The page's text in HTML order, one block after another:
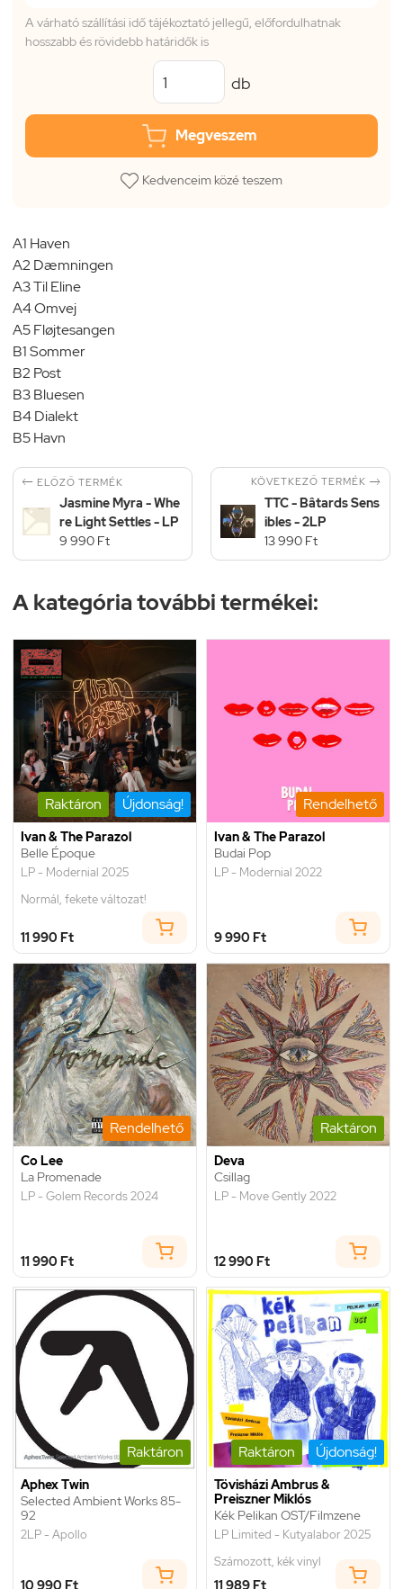
A várható szállítási idő tájékoztató jellegű, előfordulhatnak
hosszabb és rövidebb határidők is
db
Megveszem
Kedvenceim közé teszem
A1 Haven
A2 Dæmningen
A3 Til Eline
A4 Omvej
A5 Fløjtesangen
B1 Sommer
B2 Post
B3 Bluesen
B4 Dialekt
B5 Havn
 ELŐZŐ TERMÉK
Jasmine Myra - Whe
re Light Settles - LP
9 990 Ft
KÖVETKEZŐ TERMÉK 
TTC - Bâtards Sens
ibles - 2LP
13 990 Ft
A kategória további termékei:
Raktáron Újdonság!
Ivan & The Parazol
Belle Époque
LP - Modernial 2025
Normál, fekete változat!
11 990 Ft
Rendelhető
Ivan & The Parazol
Budai Pop
LP - Modernial 2022
9 990 Ft
Rendelhető
Co Lee
La Promenade
LP - Golem Records 2024
11 990 Ft
Raktáron
Deva
Csillag
LP - Move Gently 2022
12 990 Ft
Raktáron
Aphex Twin
Selected Ambient Works 85-
92
2LP - Apollo
10 990 Ft
Raktáron Újdonság!
Tövisházi Ambrus &
Preiszner Miklós
Kék Pelikan OST/Filmzene
LP Limited - Kutyalabor 2025
Számozott, kék vinyl
11 989 Ft